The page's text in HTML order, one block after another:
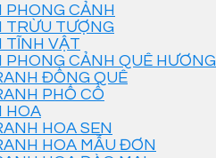
PHONG CẢNH
TRỪU TƯỢNG
TĨNH VẬT
PHONG CẢNH QUÊ HƯƠNG
ĐỒNG QUÊ
PHỐ CỔ
HOA
HOA SEN
HOA MẪU ĐƠN